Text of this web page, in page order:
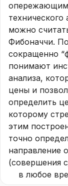
технического
можно
Фибоначчи.
сокращенно
понимают
анализа,
цены и
определить
которому
этим
точно
направление
(совершения
в любое